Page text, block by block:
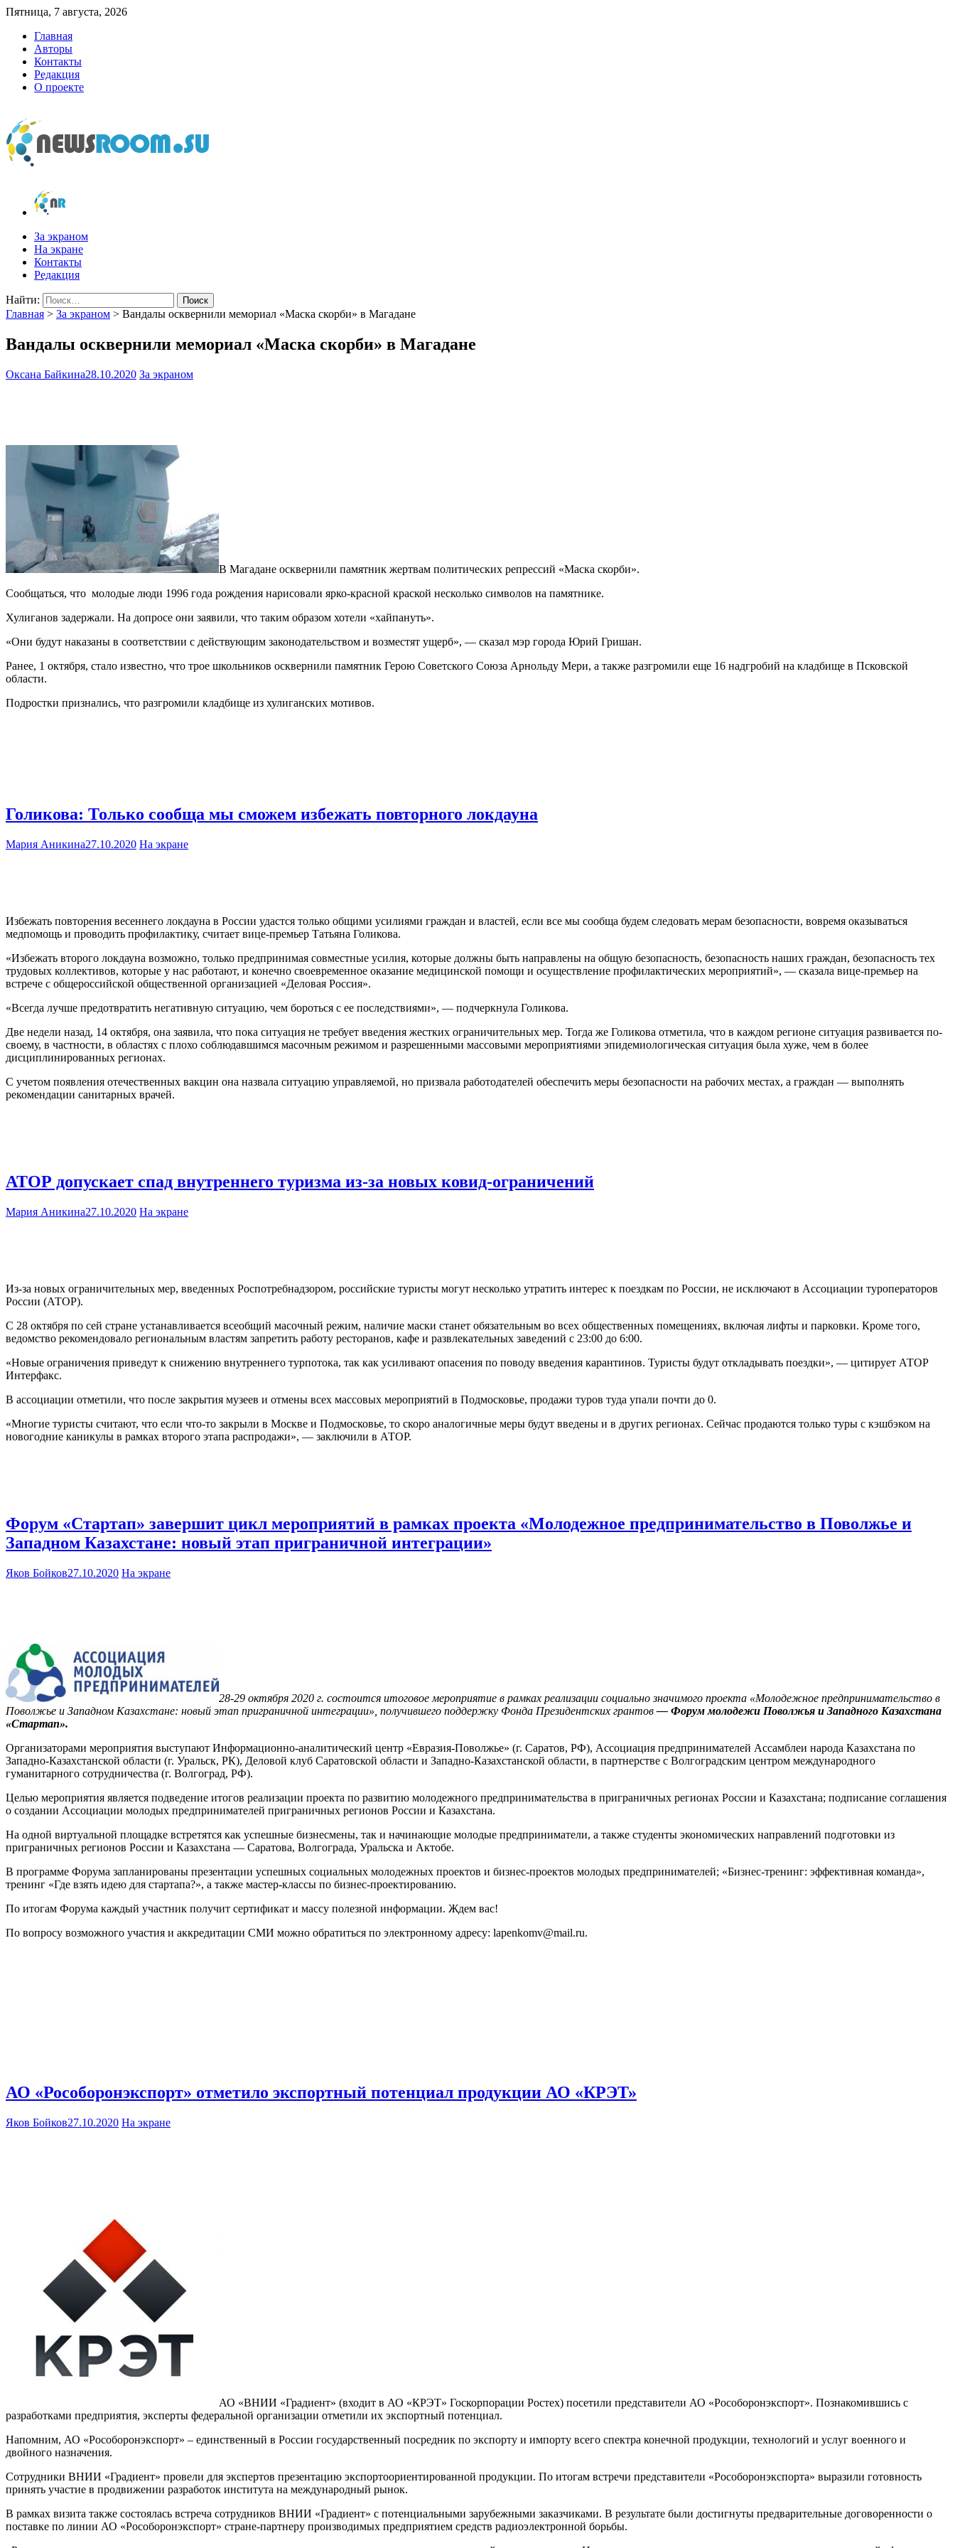
Пятница, 7 августа, 2026
Главная
Авторы
Контакты
Редакция
О проекте
newsroom.su
Новости о новостях
За экраном
На экране
Контакты
Редакция
Найти:
Главная > За экраном > Вандалы осквернили мемориал «Маска скорби» в Магадане
Вандалы осквернили мемориал «Маска скорби» в Магадане
Оксана Байкина28.10.2020 За экраном
В Магадане осквернили памятник жертвам политических репрессий «Маска скорби».
Сообщаться, что молодые люди 1996 года рождения нарисовали ярко-красной краской несколько символов на памятнике.
Хулиганов задержали. На допросе они заявили, что таким образом хотели «хайпануть».
«Они будут наказаны в соответствии с действующим законодательством и возместят ущерб», — сказал мэр города Юрий Гришан.
Ранее, 1 октября, стало известно, что трое школьников осквернили памятник Герою Советского Союза Арнольду Мери, а также разгромили еще 16 надгробий на кладбище в Псковской
области.
Подростки признались, что разгромили кладбище из хулиганских мотивов.
Голикова: Только сообща мы сможем избежать повторного локдауна
Мария Аникина27.10.2020 На экране
Избежать повторения весеннего локдауна в России удастся только общими усилиями граждан и властей, если все мы сообща будем следовать мерам безопасности, вовремя оказываться
медпомощь и проводить профилактику, считает вице-премьер Татьяна Голикова.
«Избежать второго локдауна возможно, только предпринимая совместные усилия, которые должны быть направлены на общую безопасность, безопасность наших граждан, безопасность тех
трудовых коллективов, которые у нас работают, и конечно своевременное оказание медицинской помощи и осуществление профилактических мероприятий», — сказала вице-премьер на
встрече с общероссийской общественной организацией «Деловая Россия».
«Всегда лучше предотвратить негативную ситуацию, чем бороться с ее последствиями», — подчеркнула Голикова.
Две недели назад, 14 октября, она заявила, что пока ситуация не требует введения жестких ограничительных мер. Тогда же Голикова отметила, что в каждом регионе ситуация развивается по-
своему, в частности, в областях с плохо соблюдавшимся масочным режимом и разрешенными массовыми мероприятиями эпидемиологическая ситуация была хуже, чем в более
дисциплинированных регионах.
С учетом появления отечественных вакцин она назвала ситуацию управляемой, но призвала работодателей обеспечить меры безопасности на рабочих местах, а граждан — выполнять
рекомендации санитарных врачей.
АТОР допускает спад внутреннего туризма из-за новых ковид-ограничений
Мария Аникина27.10.2020 На экране
Из-за новых ограничительных мер, введенных Роспотребнадзором, российские туристы могут несколько утратить интерес к поездкам по России, не исключают в Ассоциации туроператоров
России (АТОР).
С 28 октября по сей стране устанавливается всеобщий масочный режим, наличие маски станет обязательным во всех общественных помещениях, включая лифты и парковки. Кроме того,
ведомство рекомендовало региональным властям запретить работу ресторанов, кафе и развлекательных заведений с 23:00 до 6:00.
«Новые ограничения приведут к снижению внутреннего турпотока, так как усиливают опасения по поводу введения карантинов. Туристы будут откладывать поездки», — цитирует АТОР
Интерфакс.
В ассоциации отметили, что после закрытия музеев и отмены всех массовых мероприятий в Подмосковье, продажи туров туда упали почти до 0.
«Многие туристы считают, что если что-то закрыли в Москве и Подмосковье, то скоро аналогичные меры будут введены и в других регионах. Сейчас продаются только туры с кэшбэком на
новогодние каникулы в рамках второго этапа распродажи», — заключили в АТОР.
Форум «Стартап» завершит цикл мероприятий в рамках проекта «Молодежное предпринимательство в Поволжье и
Западном Казахстане: новый этап приграничной интеграции»
Яков Бойков27.10.2020 На экране
28-29 октября 2020 г. состоится итоговое мероприятие в рамках реализации социально значимого проекта «Молодежное предпринимательство в
Поволжье и Западном Казахстане: новый этап приграничной интеграции», получившего поддержку Фонда Президентских грантов— Форум молодежи Поволжья и Западного Казахстана
«Стартап».
Организаторами мероприятия выступают Информационно-аналитический центр «Евразия-Поволжье» (г. Саратов, РФ), Ассоциация предпринимателей Ассамблеи народа Казахстана по
Западно-Казахстанской области (г. Уральск, РК), Деловой клуб Саратовской области и Западно-Казахстанской области, в партнерстве с Волгоградским центром международного
гуманитарного сотрудничества (г. Волгоград, РФ).
Целью мероприятия является подведение итогов реализации проекта по развитию молодежного предпринимательства в приграничных регионах России и Казахстана; подписание соглашения
о создании Ассоциации молодых предпринимателей приграничных регионов России и Казахстана.
На одной виртуальной площадке встретятся как успешные бизнесмены, так и начинающие молодые предприниматели, а также студенты экономических направлений подготовки из
приграничных регионов России и Казахстана — Саратова, Волгограда, Уральска и Актобе.
В программе Форума запланированы презентации успешных социальных молодежных проектов и бизнес-проектов молодых предпринимателей; «Бизнес-тренинг: эффективная команда»,
тренинг «Где взять идею для стартапа?», а также мастер-классы по бизнес-проектированию.
По итогам Форума каждый участник получит сертификат и массу полезной информации. Ждем вас!
По вопросу возможного участия и аккредитации СМИ можно обратиться по электронному адресу: lapenkomv@mail.ru.
АО «Рособоронэкспорт» отметило экспортный потенциал продукции АО «КРЭТ»
Яков Бойков27.10.2020 На экране
АО «ВНИИ «Градиент» (входит в АО «КРЭТ» Госкорпорации Ростех) посетили представители АО «Рособоронэкспорт». Познакомившись с
разработками предприятия, эксперты федеральной организации отметили их экспортный потенциал.
Напомним, АО «Рособоронэкспорт» – единственный в России государственный посредник по экспорту и импорту всего спектра конечной продукции, технологий и услуг военного и
двойного назначения.
Сотрудники ВНИИ «Градиент» провели для экспертов презентацию экспортоориентированной продукции. По итогам встречи представители «Рособоронэкспорта» выразили готовность
принять участие в продвижении разработок института на международный рынок.
В рамках визита также состоялась встреча сотрудников ВНИИ «Градиент» с потенциальными зарубежными заказчиками. В результате были достигнуты предварительные договоренности о
поставке по линии АО «Рособоронэкспорт» стране-партнеру производимых предприятием средств радиоэлектронной борьбы.